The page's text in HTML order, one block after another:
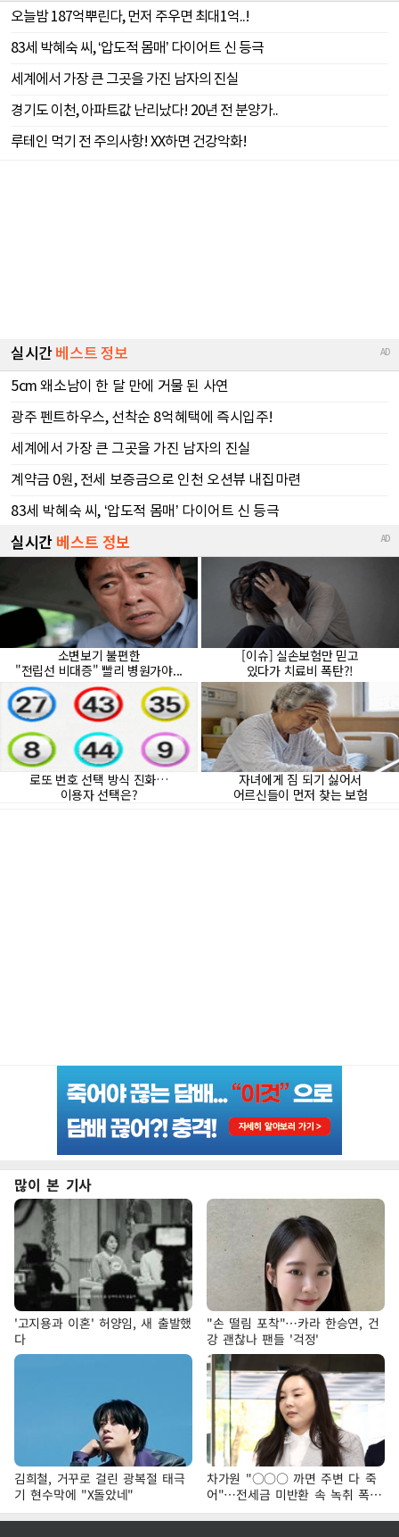
많이 본 기사
'고지용과 이혼' 허양임, 새 출발했
다
"손 떨림 포착"…카라 한승연, 건
강 괜찮나 팬들 '걱정'
김희철, 거꾸로 걸린 광복절 태극
기 현수막에 "X돌았네"
차가원 "○○○ 까면 주변 다 죽
어"…전세금 미반환 속 녹취 폭로
파장